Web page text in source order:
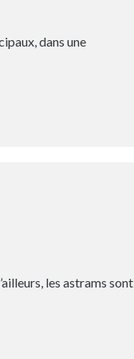
dans une
les astrams sont